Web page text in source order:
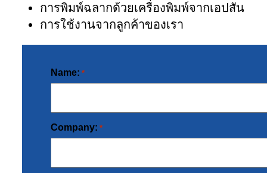
การพิมพ์ฉลากด้วยเครื่องพิมพ์จากเอปสัน
การใช้งานจากลูกค้าของเรา